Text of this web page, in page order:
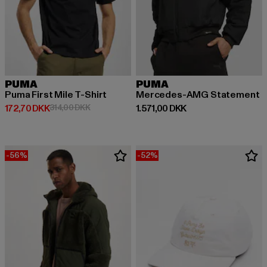
PUMA
Puma First Mile T-Shirt
172,70 DKK
Nuværende pris: 172,70 DKK
314,00 DKKKampagnepris: 314,00 DKK
PUMA
Mercedes-AMG Statement
1.571,00 DKK
Nuværende pris: 1.571,00 DKK
-56% -52%